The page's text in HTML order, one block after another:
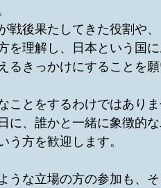
戦後果たしてきた役割や
を理解し、日本という国
るきっかけにすることを
ことをするわけではあり
に、誰かと一緒に象徴的
う方を歓迎します。
うな立場の方の参加も、